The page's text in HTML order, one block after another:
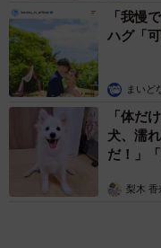
「我慢
ハグ「
まいど
「体だ
犬、濡
だ！」
梨木 香